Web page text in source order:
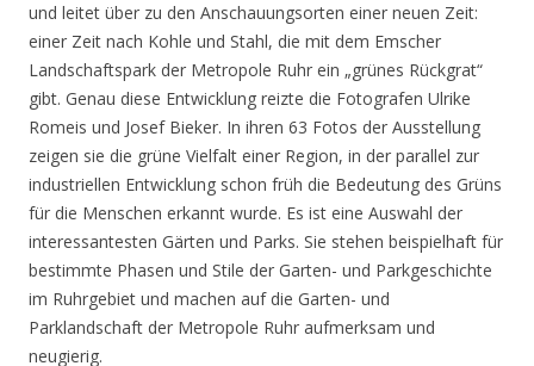
und leitet über zu den Anschauungsorten einer neuen Zeit:
einer Zeit nach Kohle und Stahl, die mit dem Emscher
Landschaftspark der Metropole Ruhr ein „grünes Rückgrat“
gibt. Genau diese Entwicklung reizte die Fotografen Ulrike
Romeis und Josef Bieker. In ihren 63 Fotos der Ausstellung
zeigen sie die grüne Vielfalt einer Region, in der parallel zur
industriellen Entwicklung schon früh die Bedeutung des Grüns
für die Menschen erkannt wurde. Es ist eine Auswahl der
interessantesten Gärten und Parks. Sie stehen beispielhaft für
bestimmte Phasen und Stile der Garten- und Parkgeschichte
im Ruhrgebiet und machen auf die Garten- und
Parklandschaft der Metropole Ruhr aufmerksam und
neugierig.